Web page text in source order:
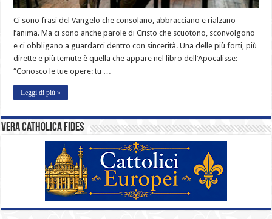
Ci sono frasi del Vangelo che consolano, abbracciano e rialzano
l’anima. Ma ci sono anche parole di Cristo che scuotono, sconvolgono
e ci obbligano a guardarci dentro con sincerità. Una delle più forti, più
dirette e più temute è quella che appare nel libro dell’Apocalisse:
“Conosco le tue opere: tu …
Leggi di più »
Vera catholica fides